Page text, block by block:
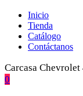
Inicio
Tienda
Catálogo
Contáctanos
Carcasa
0